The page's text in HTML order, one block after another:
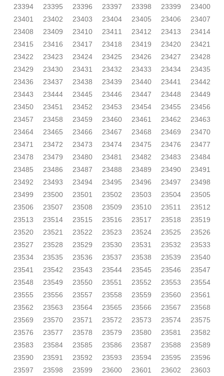
23394
23395 23396 23397 23398 23399
23400
23401
23402 23403 23404 23405 23406
23407
23408
23409 23410 23411 23412 23413
23414
23415
23416 23417 23418 23419 23420
23421
23422
23423 23424 23425 23426 23427
23428
23429
23430 23431 23432 23433 23434
23435
23436
23437 23438 23439 23440 23441
23442
23443
23444 23445 23446 23447 23448
23449
23450
23451 23452 23453 23454 23455
23456
23457
23458 23459 23460 23461 23462
23463
23464
23465 23466 23467 23468 23469
23470
23471
23472 23473 23474 23475 23476
23477
23478
23479 23480 23481 23482 23483
23484
23485
23486 23487 23488 23489 23490
23491
23492
23493 23494 23495 23496 23497
23498
23499
23500 23501 23502 23503 23504
23505
23506
23507 23508 23509 23510 23511
23512
23513
23514 23515 23516 23517 23518
23519
23520
23521 23522 23523 23524 23525
23526
23527
23528 23529 23530 23531 23532
23533
23534
23535 23536 23537 23538 23539
23540
23541
23542 23543 23544 23545 23546
23547
23548
23549 23550 23551 23552 23553
23554
23555
23556 23557 23558 23559 23560
23561
23562
23563 23564 23565 23566 23567
23568
23569
23570 23571 23572 23573 23574
23575
23576
23577 23578 23579 23580 23581
23582
23583
23584 23585 23586 23587 23588
23589
23590
23591 23592 23593 23594 23595
23596
23597
23598 23599 23600 23601 23602 23603